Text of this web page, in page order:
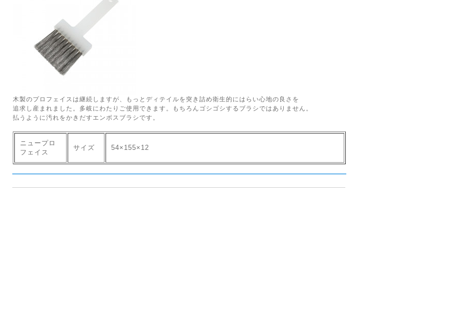
木製のプロフェイスは継続しますが、もっとディテイルを突き詰め衛生的にはらい心地の良さを
追求し産まれました。多岐にわたりご使用できます。もちろんゴシゴシするブラシではありません。
払うように汚れをかきだすエンボスブラシです。
ニュープロ
フェイス
サイズ 54×155×12